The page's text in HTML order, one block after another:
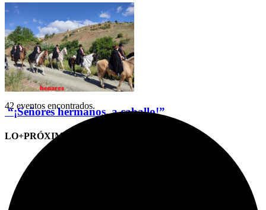
“¡Señores hermanos, a caballo!”
LO+PRÓXIMO (CITAS)
42 eventos encontrados.